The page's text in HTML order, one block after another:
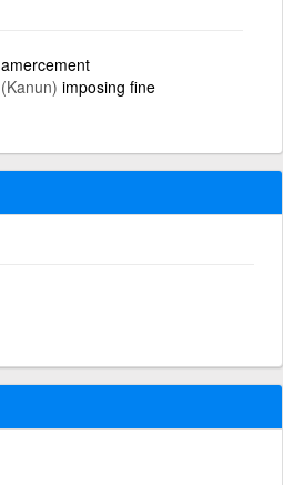
amercement
(Kanun) imposing fine